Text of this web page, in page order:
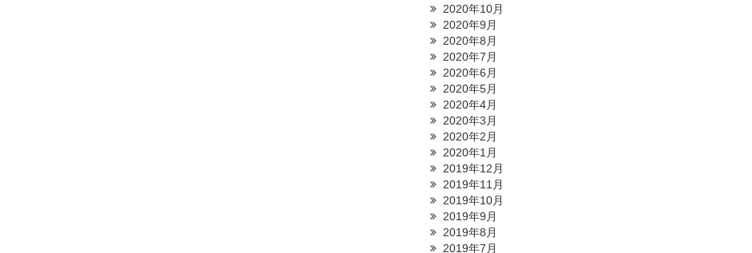
2020年10月
2020年9月
2020年8月
2020年7月
2020年6月
2020年5月
2020年4月
2020年3月
2020年2月
2020年1月
2019年12月
2019年11月
2019年10月
2019年9月
2019年8月
2019年7月